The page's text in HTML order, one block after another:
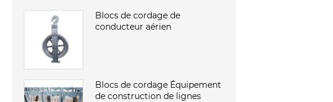
Blocs de cordage de
conducteur aérien
Blocs de cordage Équipement
de construction de lignes